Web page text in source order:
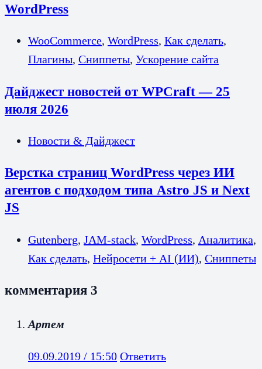
WordPress
WooCommerce, WordPress, Как сделать,
Плагины, Сниппеты, Ускорение сайта
Дайджест новостей от WPCraft — 25
июля 2026
Новости & Дайджест
Верстка страниц WordPress через ИИ
агентов с подходом типа Astro JS и Next
JS
Gutenberg, JAM-stack, WordPress, Аналитика,
Как сделать, Нейросети + AI (ИИ), Сниппеты
комментария 3
Артем
09.09.2019 / 15:50 Ответить